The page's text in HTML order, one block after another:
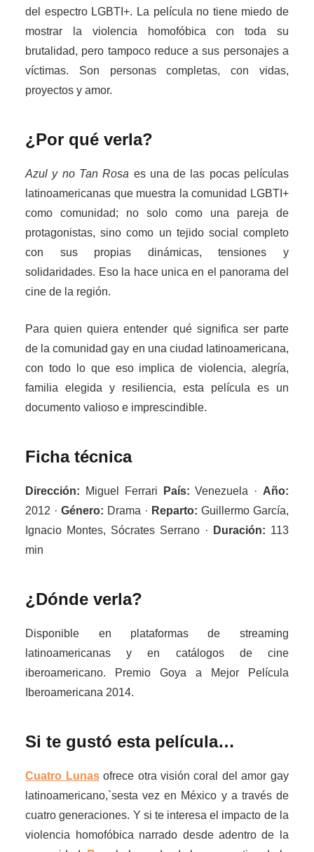
del espectro LGBTI+. La película no tiene miedo de
mostrar la violencia homofóbica con toda su
brutalidad, pero tampoco reduce a sus personajes a
víctimas. Son personas completas, con vidas,
proyectos y amor.
¿Por qué verla?
Azul y no Tan Rosa es una de las pocas películas
latinoamericanas que muestra la comunidad LGBTI+
como comunidad; no solo como una pareja de
protagonistas, sino como un tejido social completo
con sus propias dinámicas, tensiones y
solidaridades. Eso la hace unica en el panorama del
cine de la región.
Para quien quiera entender qué significa ser parte
de la comunidad gay en una ciudad latinoamericana,
con todo lo que eso implica de violencia, alegría,
familia elegida y resiliencia, esta película es un
documento valioso e imprescindible.
Ficha técnica
Dirección: Miguel Ferrari País: Venezuela · Año:
2012 ·Género: Drama · Reparto: Guillermo García,
Ignacio Montes, Sócrates Serrano ·
Duración: 113
min
¿Dónde verla?
Disponible en plataformas de streaming
latinoamericanas y en catálogos de cine
iberoamericano. Premio Goya a Mejor Película
Iberoamericana 2014.
Si te gustó esta película…
Cuatro Lunasofrece otra visión coral del amor gay
latinoamericano,`sesta vez en México y a través de
cuatro generaciones. Y si te interesa el impacto de la
violencia homofóbica narrado desde adentro de la